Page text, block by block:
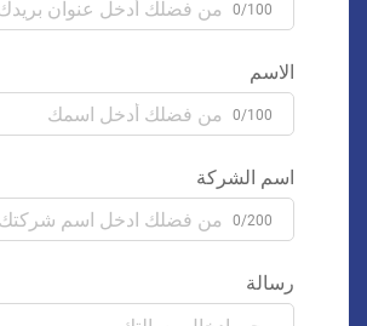
0/100
الاسم
0/100
اسم الشركة
0/200
رسالة